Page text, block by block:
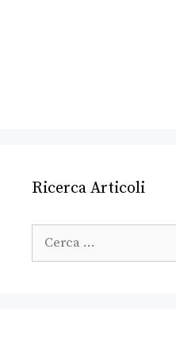
Ricerca Articoli